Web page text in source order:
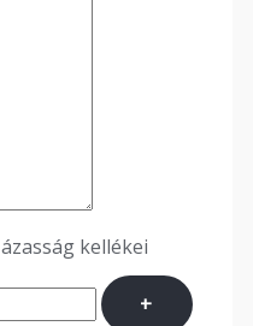
kellékei
+